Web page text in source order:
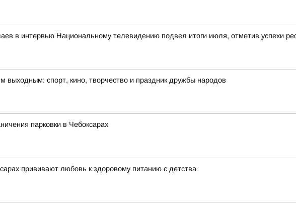
в интервью Национальному телевидению подвел итоги июля, отметив успехи
выходным: спорт, кино, творчество и праздник дружбы народов
парковки в Чебоксарах
прививают любовь к здоровому питанию с детства